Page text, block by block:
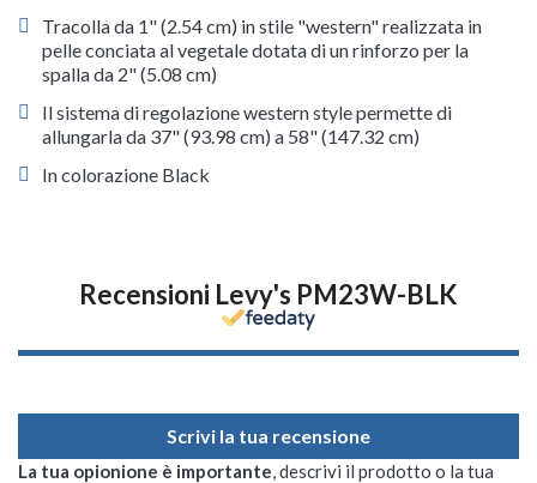
Tracolla da 1" (2.54 cm) in stile "western" realizzata in
pelle conciata al vegetale dotata di un rinforzo per la
spalla da 2" (5.08 cm)
Il sistema di regolazione western style permette di
allungarla da 37" (93.98 cm) a 58" (147.32 cm)
In colorazione Black
Recensioni Levy's PM23W-BLK
Scrivi la tua recensione
La tua opionione è importante, descrivi il prodotto o la tua